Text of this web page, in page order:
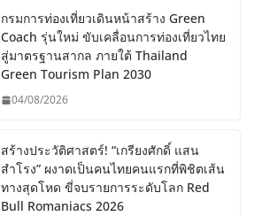
กรมการท่องเที่ยวเดินหน้าสร้าง Green
Coach รุ่นใหม่ ขับเคลื่อนการท่องเที่ยวไทย
สู่มาตรฐานสากล ภายใต้ Thailand
Green Tourism Plan 2030
04/08/2026
สร้างประวัติศาสตร์! “เกรียงศักดิ์ แสน
สำโรง” ผงาดเป็นคนไทยคนแรกที่พิชิตเส้น
ทางสุดโหด ขี่จบรายการระดับโลก Red
Bull Romaniacs 2026